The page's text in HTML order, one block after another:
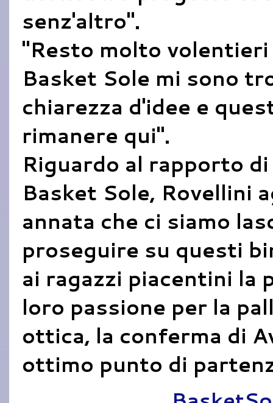
senz'altro".
"Resto molto
Basket Sole mi sono
chiarezza d'idee e
rimanere qui".
Riguardo al rapporto
Basket Sole, Rovellini
annata che ci siamo
proseguire su questi
ai ragazzi piacentini la
loro passione per la
ottica, la conferma di
ottimo punto di